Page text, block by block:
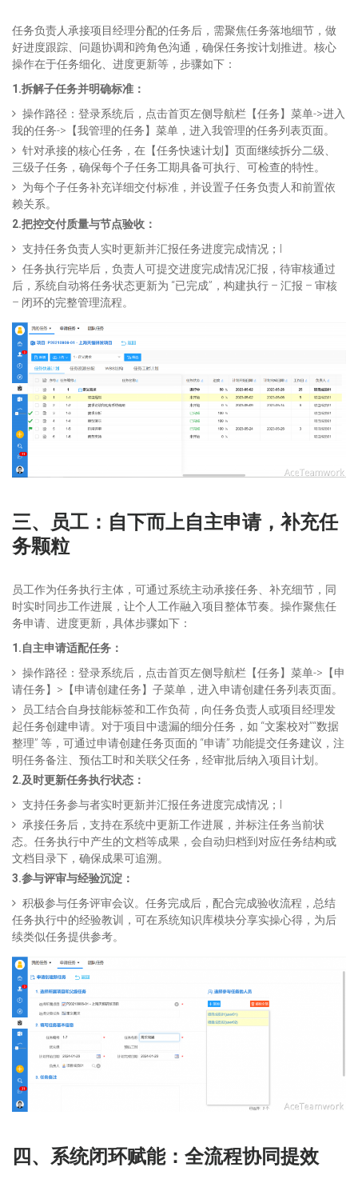
任务负责人承接项目经理分配的任务后，需聚焦任务落地细节，做
好进度跟踪、问题协调和跨角色沟通，确保任务按计划推进。核心
操作在于任务细化、进度更新等，步骤如下：
1.拆解子任务并明确标准：
操作路径：登录系统后，点击首页左侧导航栏【任务】菜单->进入
我的任务->【我管理的任务】菜单，进入我管理的任务列表页面。
针对承接的核心任务，在【任务快速计划】页面继续拆分二级、
三级子任务，确保每个子任务工期具备可执行、可检查的特性。
为每个子任务补充详细交付标准，并设置子任务负责人和前置依
赖关系。​
2.把控交付质量与节点验收：
支持任务负责人实时更新并汇报任务进度完成情况；l
任务执行完毕后，负责人可提交进度完成情况汇报，待审核通过
后，系统自动将任务状态更新为 “已完成”，构建执行 – 汇报 – 审核
– 闭环的完整管理流程。
三、员工：自下而上自主申请，补充任
务颗粒
员工作为任务执行主体，可通过系统主动承接任务、补充细节，同
时实时同步工作进展，让个人工作融入项目整体节奏。操作聚焦任
务申请、进度更新，具体步骤如下：
1.自主申请适配任务：
操作路径：登录系统后，点击首页左侧导航栏【任务】菜单->【申
请任务】>【申请创建任务】子菜单，进入申请创建任务列表页面。
员工结合自身技能标签和工作负荷，向任务负责人或项目经理发
起任务创建申请。对于项目中遗漏的细分任务，如 “文案校对”“数据
整理” 等，可通过申请创建任务页面的 “申请” 功能提交任务建议，注
明任务备注、预估工时和关联父任务，经审批后纳入项目计划。
2.及时更新任务执行状态：
支持任务参与者实时更新并汇报任务进度完成情况；l
承接任务后，支持在系统中更新工作进展，并标注任务当前状
态。任务执行中产生的文档等成果，会自动归档到对应任务结构或
文档目录下，确保成果可追溯。
3.参与评审与经验沉淀：
积极参与任务评审会议。任务完成后，配合完成验收流程，总结
任务执行中的经验教训，可在系统知识库模块分享实操心得，为后
续类似任务提供参考。
四、系统闭环赋能：全流程协同提效